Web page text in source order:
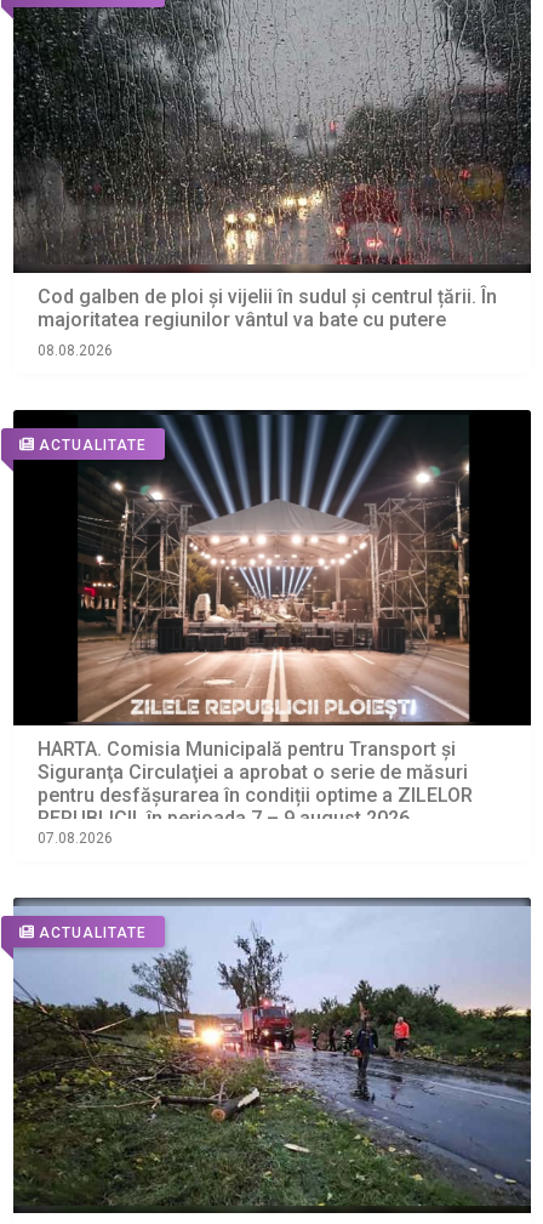
Cod galben de ploi și vijelii în sudul și centrul țării. În
majoritatea regiunilor vântul va bate cu putere
08.08.2026
ACTUALITATE
HARTA. Comisia Municipală pentru Transport şi
Siguranţa Circulaţiei a aprobat o serie de măsuri
pentru desfășurarea în condiții optime a ZILELOR
REPUBLICII, în perioada 7 – 9 august 2026
07.08.2026
ACTUALITATE